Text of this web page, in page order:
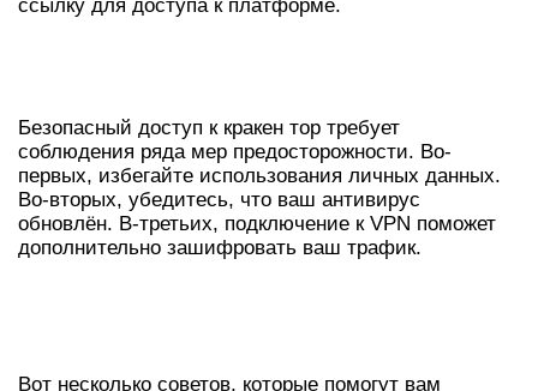
ссылку для доступа к платформе.
Безопасный доступ к кракен тор требует
соблюдения ряда мер предосторожности. Во-
первых, избегайте использования личных данных.
Во-вторых, убедитесь, что ваш антивирус
обновлён. В-третьих, подключение к VPN поможет
дополнительно зашифровать ваш трафик.
Вот несколько советов, которые помогут вам